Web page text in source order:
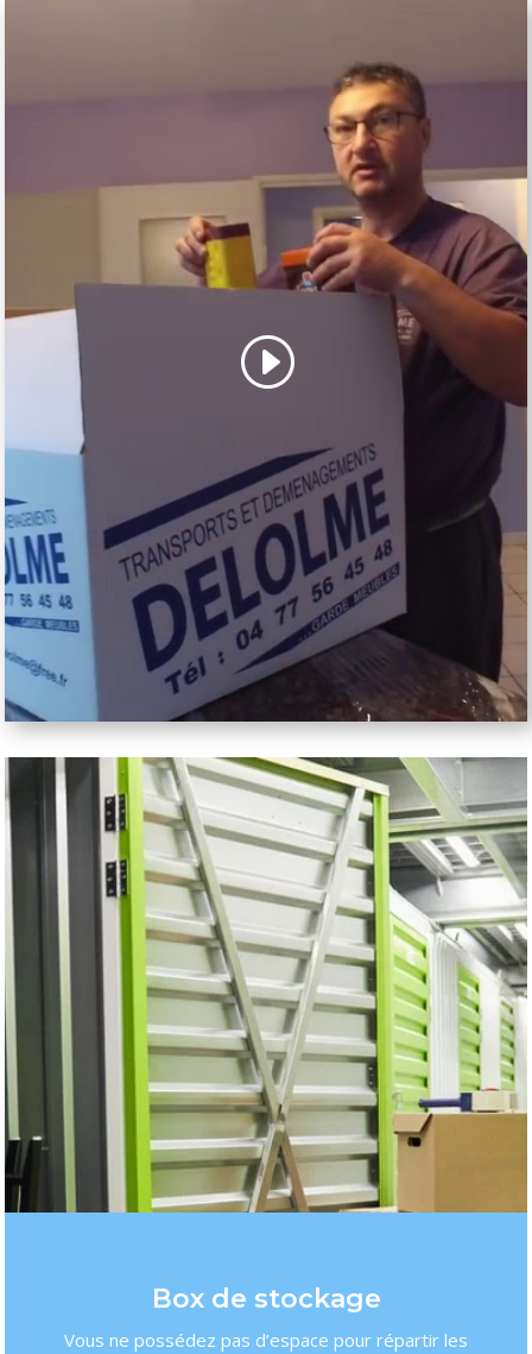
Box de stockage
Vous ne possédez pas d’espace pour répartir les